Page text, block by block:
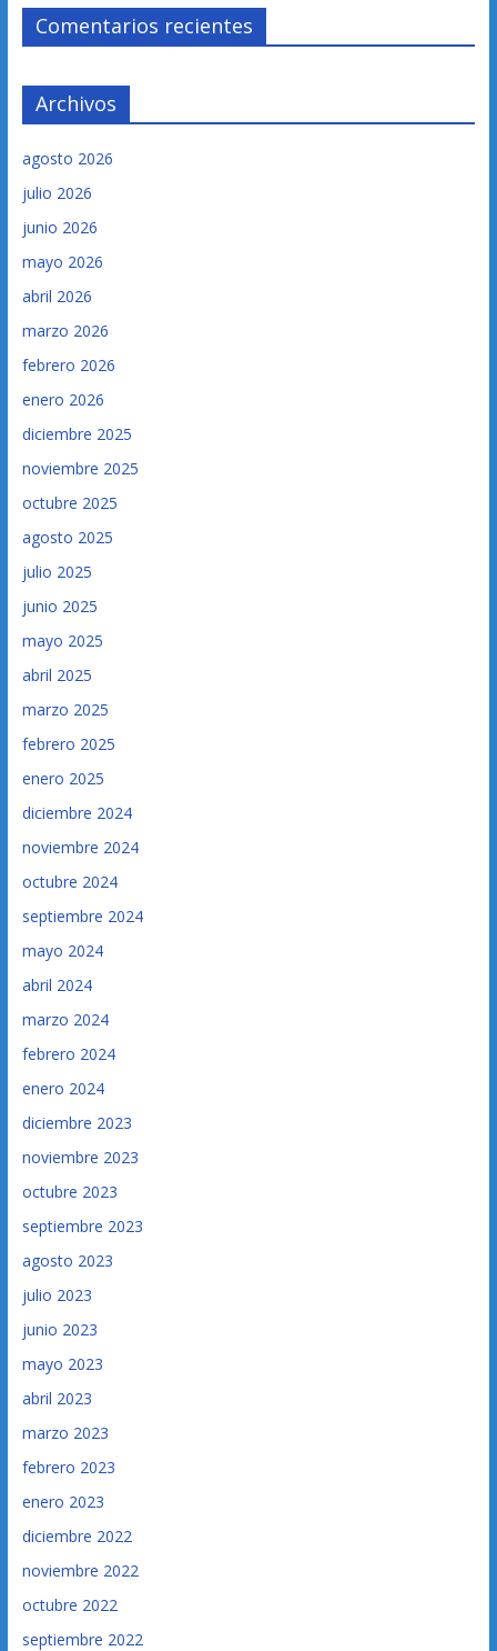
Comentarios recientes
Archivos
agosto 2026
julio 2026
junio 2026
mayo 2026
abril 2026
marzo 2026
febrero 2026
enero 2026
diciembre 2025
noviembre 2025
octubre 2025
agosto 2025
julio 2025
junio 2025
mayo 2025
abril 2025
marzo 2025
febrero 2025
enero 2025
diciembre 2024
noviembre 2024
octubre 2024
septiembre 2024
mayo 2024
abril 2024
marzo 2024
febrero 2024
enero 2024
diciembre 2023
noviembre 2023
octubre 2023
septiembre 2023
agosto 2023
julio 2023
junio 2023
mayo 2023
abril 2023
marzo 2023
febrero 2023
enero 2023
diciembre 2022
noviembre 2022
octubre 2022
septiembre 2022